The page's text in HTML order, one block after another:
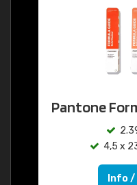
Pantone
4,5 x
Info